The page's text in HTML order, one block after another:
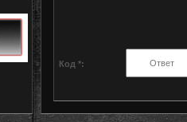
Код *: